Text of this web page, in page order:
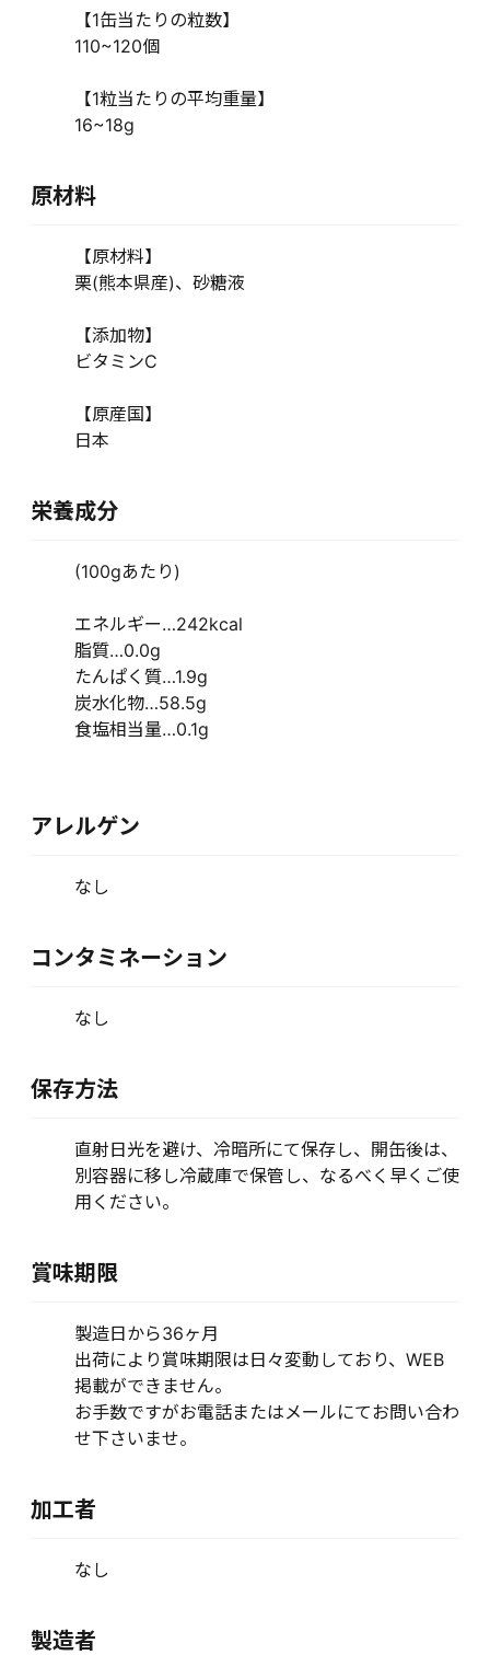
【1缶当たりの粒数】
110~120個
【1粒当たりの平均重量】
16~18g
原材料
【原材料】
栗(熊本県産)、砂糖液
【添加物】
ビタミンC
【原産国】
日本
栄養成分
(100gあたり)
エネルギー…242kcal
脂質…0.0g
たんぱく質…1.9g
炭水化物…58.5g
食塩相当量…0.1g
アレルゲン
なし
コンタミネーション
なし
保存方法
直射日光を避け、冷暗所にて保存し、開缶後は、
別容器に移し冷蔵庫で保管し、なるべく早くご使
用ください。
賞味期限
製造日から36ヶ月
出荷により賞味期限は日々変動しており、WEB
掲載ができません。
お手数ですがお電話またはメールにてお問い合わ
せ下さいませ。
加工者
なし
製造者